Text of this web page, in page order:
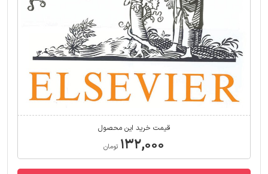
قیمت خرید این محصول
۱۳۲,۰۰۰ تومان